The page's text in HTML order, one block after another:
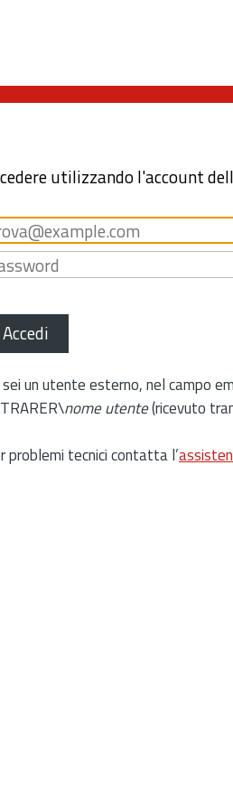
utilizzando l'account
Accedi
un utente esterno, nel campo
nome utente(ricevuto
problemi tecnici contatta l’